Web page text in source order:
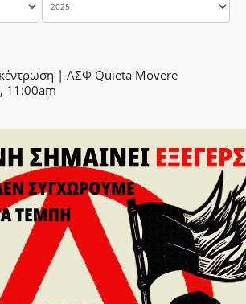
| ΑΣΦ Quieta Movere
11:00am